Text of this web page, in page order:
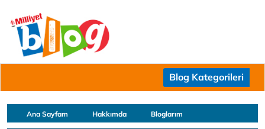
Blog Kategorileri
Ana Sayfam Hakkımda Bloglarım